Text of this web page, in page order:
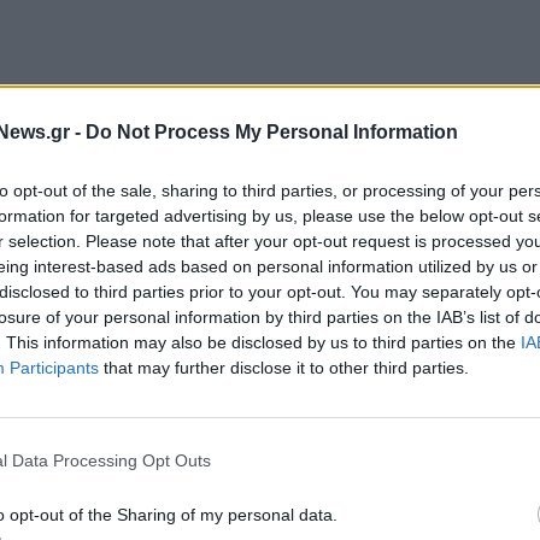
- Do Not Process My Personal Information
opt-out of the sale, sharing to third parties, or processing of your
for targeted advertising by us, please use the below opt-out
selection. Please note that after your opt-out request is processed
interest-based ads based on personal information utilized by us
to third parties prior to your opt-out. You may separately
of your personal information by third parties on the IAB’s list of
This information may also be disclosed by us to third parties on the
Participants that may further disclose it to other third parties.
Data Processing Opt Outs
opt-out of the Sharing of my personal data.
λίγο μετά την ομιλία του κ. Ράπτη από το
«απαξιωτική συμπεριφορά της κυβέρνησης στο